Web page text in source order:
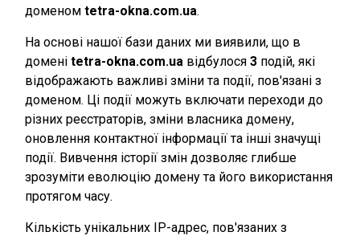
доменом tetra-okna.com.ua.
На основі нашої бази даних ми виявили, що в
домені tetra-okna.com.ua відбулося 3 подій, які
відображають важливі зміни та події, пов'язані з
доменом. Ці події можуть включати переходи до
різних реєстраторів, зміни власника домену,
оновлення контактної інформації та інші значущі
події. Вивчення історії змін дозволяє глибше
зрозуміти еволюцію домену та його використання
протягом часу.
Кількість унікальних IP-адрес, пов'язаних з